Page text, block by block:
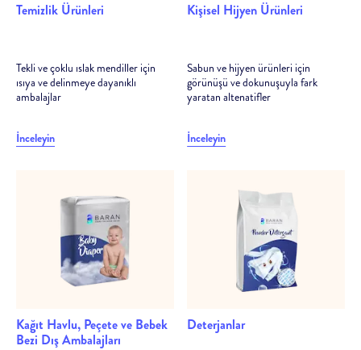
Temizlik Ürünleri
Tekli ve çoklu ıslak mendiller için
ısıya ve delinmeye dayanıklı
ambalajlar
İnceleyin
Kişisel Hijyen Ürünleri
Sabun ve hijyen ürünleri için
görünüşü ve dokunuşuyla fark
yaratan altenatifler
İnceleyin
Kağıt Havlu, Peçete ve Bebek
Bezi Dış Ambalajları
Deterjanlar